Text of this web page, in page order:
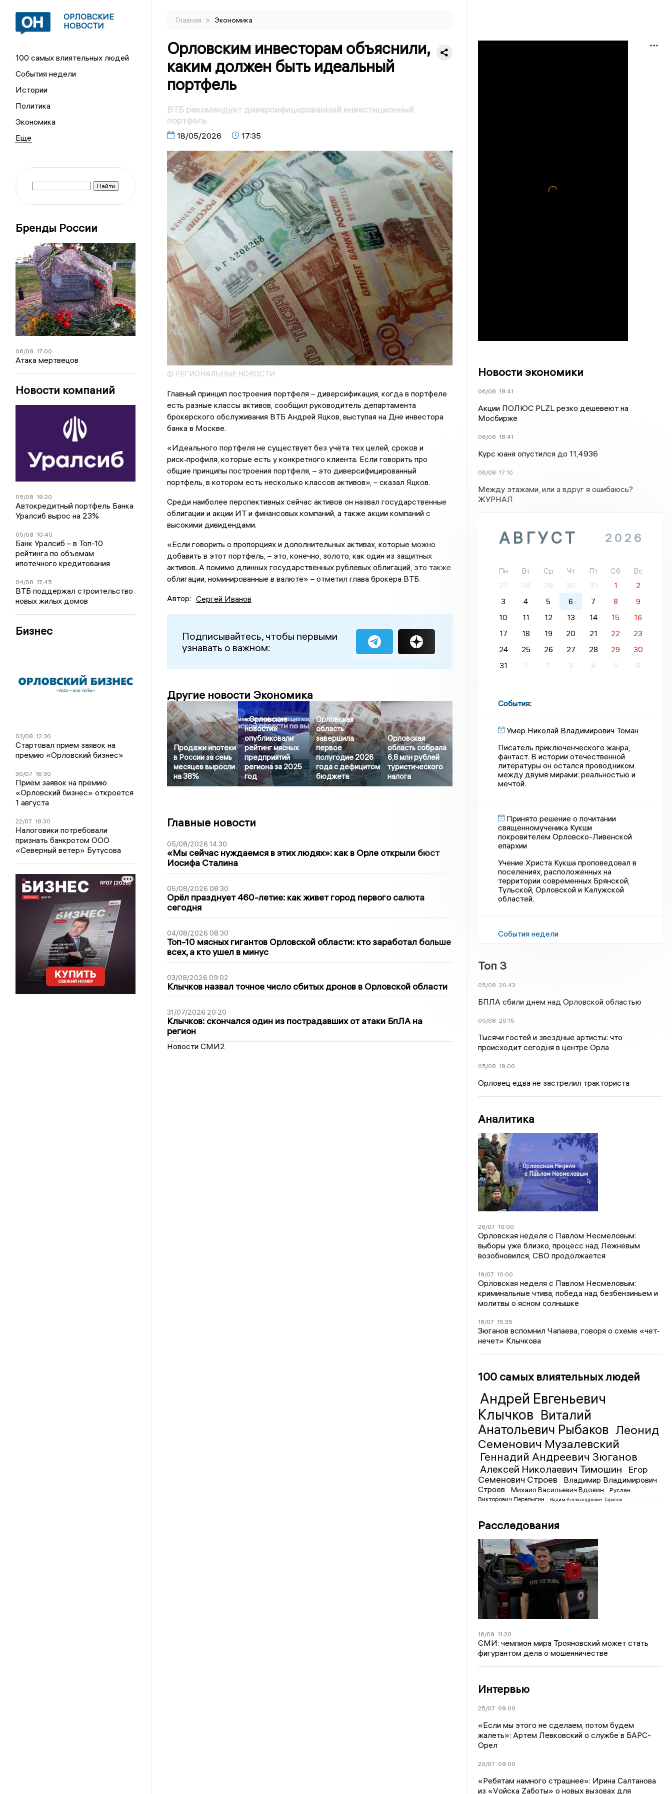
ОРЛОВСКИЕ
НОВОСТИ
100 самых влиятельных людей
События недели
Истории
Политика
Экономика
Бренды России
06/08 17:00
Атака мертвецов
Новости компаний
05/08 19:20
Автокредитный портфель Банка
Уралсиб вырос на 23%
05/08 10:45
Банк Уралсиб – в Топ-10
рейтинга по объемам
ипотечного кредитования
04/08 17:45
ВТБ поддержал строительство
новых жилых домов
Бизнес
03/08 12:30
Стартовал прием заявок на
премию «Орловский бизнес»
30/07 16:30
Прием заявок на премию
«Орловский бизнес» откроется
1 августа
22/07 18:30
Налоговики потребовали
признать банкротом ООО
«Северный ветер» Бутусова
Главная > Экономика
Орловским инвесторам объяснили,
каким должен быть идеальный
портфель
ВТБ рекомендует диверсифицированный инвестиционный
портфель
18/05/2026 17:35
© РЕГИОНАЛЬНЫЕ НОВОСТИ
Главный принцип построения портфеля – диверсификация, когда в портфеле
есть разные классы активов, сообщил руководитель департамента
брокерского обслуживания ВТБ Андрей Яцков, выступая на Дне инвестора
банка в Москве.
«Идеального портфеля не существует без учёта тех целей, сроков и
риск‑профиля, которые есть у конкретного клиента. Если говорить про
общие принципы построения портфеля, – это диверсифицированный
портфель, в котором есть несколько классов активов», – сказал Яцков.
Среди наиболее перспективных сейчас активов он назвал государственные
облигации и акции ИТ и финансовых компаний, а также акции компаний с
высокими дивидендами.
«Если говорить о пропорциях и дополнительных активах, которые можно
добавить в этот портфель, – это, конечно, золото, как один из защитных
активов. А помимо длинных государственных рублёвых облигаций, это также
облигации, номинированные в валюте» – отметил глава брокера ВТБ.
Автор: Сергей Иванов
Подписывайтесь, чтобы первыми
узнавать о важном:
Другие новости Экономика
Продажи ипотеки
в России за семь
месяцев выросли
на 38%
«Орловские
новости»
опубликовали
рейтинг мясных
предприятий
региона за 2025
год
Орловская
область
завершила
первое
полугодие 2026
года с дефицитом
бюджета
Орловская
область собрала
6,8 млн рублей
туристического
налога
Главные новости
05/08/2026 14:30
«Мы сейчас нуждаемся в этих людях»: как в Орле открыли бюст
Иосифа Сталина
05/08/2026 08:30
Орёл празднует 460-летие: как живет город первого салюта
сегодня
04/08/2026 08:30
Топ-10 мясных гигантов Орловской области: кто заработал больше
всех, а кто ушел в минус
03/08/2026 09:02
Клычков назвал точное число сбитых дронов в Орловской области
31/07/2026 20:20
Клычков: скончался один из пострадавших от атаки БпЛА на
регион
Новости СМИ2
Новости экономики
06/08 18:41
Акции ПОЛЮС PLZL резко дешевеют на
Мосбирже
06/08 18:41
Курс юаня опустился до 11,4936
06/08 17:10
Между этажами, или а вдруг я ошибаюсь?
ЖУРНАЛ
АВГУСТ 2026
Пн Вт Ср Чт Пт Сб
Вс
27
28 29 30 31 1
2
3
4 5 6 7 8
9
10
11 12 13 14 15
16
17
18 19 20 21 22
23
24
25 26 27 28 29
30
31
1 2 3 4 5 6
События:
Умер Николай Владимирович Томан
Писатель приключенческого жанра,
фантаст. В истории отечественной
литературы он остался проводником
между двумя мирами: реальностью и
мечтой.
Принято решение о почитании
священномученика Кукши
покровителем Орловско-Ливенской
епархии
Учение Христа Кукша проповедовал в
поселениях, расположенных на
территории современных Брянской,
Тульской, Орловской и Калужской
областей.
События недели
Топ 3
05/08 20:43
БПЛА сбили днем над Орловской областью
05/08 20:15
Тысячи гостей и звездные артисты: что
происходит сегодня в центре Орла
05/08 19:00
Орловец едва не застрелил тракториста
Аналитика
26/07 10:00
Орловская неделя с Павлом Несмеловым:
выборы уже близко, процесс над Лежневым
возобновился, СВО продолжается
19/07 10:00
Орловская неделя с Павлом Несмеловым:
криминальные чтива, победа над безбензиньем и
молитвы о ясном солнышке
18/07 15:35
Зюганов вспомнил Чапаева, говоря о схеме «чет-
нечет» Клычкова
100 самых влиятельных людей
Андрей Евгеньевич
Клычков Виталий
Анатольевич Рыбаков Леонид
Семенович Музалевский
Геннадий Андреевич Зюганов
Алексей Николаевич Тимошин
Егор
Семенович Строев
Владимир Владимирович
Строев
Михаил Васильевич Вдовин
Руслан
Викторович Перелыгин
Вадим Александрович Тарасов
Расследования
16/09 11:20
СМИ: чемпион мира Трояновский может стать
фигурантом дела о мошенничестве
Интервью
25/07 09:00
«Если мы этого не сделаем, потом будем
жалеть»: Артем Левковский о службе в БАРС-
Орел
20/07 09:00
«Ребятам намного страшнее»: Ирина Салтанова
из «Vойска Zаботы» о новых вызовах для